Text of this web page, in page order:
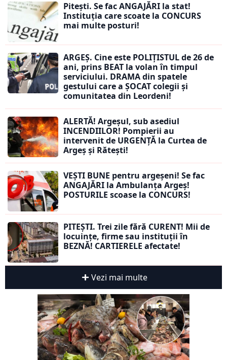
Pitești. Se fac ANGAJĂRI la stat!
Instituția care scoate la CONCURS
mai multe posturi!
ARGEȘ. Cine este POLIȚISTUL de 26 de
ani, prins BEAT la volan în timpul
serviciului. DRAMA din spatele
gestului care a ȘOCAT colegii și
comunitatea din Leordeni!
ALERTĂ! Argeșul, sub asediul
INCENDIILOR! Pompierii au
intervenit de URGENȚĂ la Curtea de
Argeș și Rătești!
VEȘTI BUNE pentru argeșeni! Se fac
ANGAJĂRI la Ambulanța Argeș!
POSTURILE scoase la CONCURS!
PITEȘTI. Trei zile fără CURENT! Mii de
locuințe, firme sau instituții în
BEZNĂ! CARTIERELE afectate!
Vezi mai multe